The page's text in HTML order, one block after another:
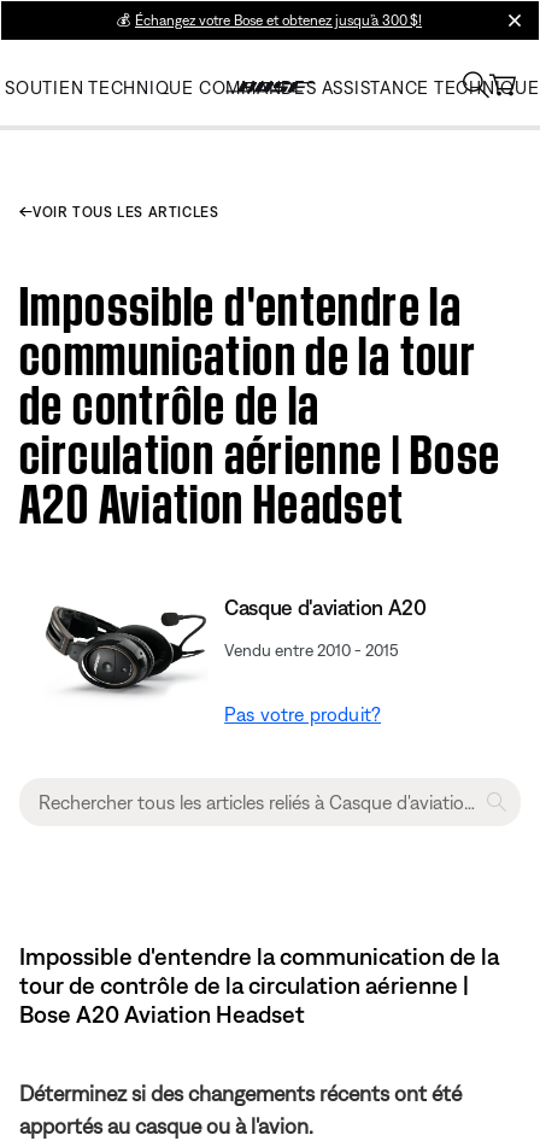
💰 Échangez votre Bose et obtenez jusqu’à 300 $!
SOUTIEN TECHNIQUE COMMANDES ASSISTANCE TECHNIQUE
VOIR TOUS LES ARTICLES
Impossible d'entendre la
communication de la tour
de contrôle de la
circulation aérienne | Bose
A20 Aviation Headset
Casque d'aviation A20
Vendu entre 2010 - 2015
Pas votre produit?
Impossible d'entendre la communication de la
tour de contrôle de la circulation aérienne |
Bose A20 Aviation Headset
Déterminez si des changements récents ont été
apportés au casque ou à l'avion.